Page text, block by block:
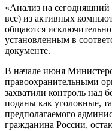
«Анализ на сегодняшний
все) из активных
общаются
установленным в
документе.
В начале июня
правоохранительными
захватили контроль над
поданы как уголовные,
предполагаемого
гражданина России,